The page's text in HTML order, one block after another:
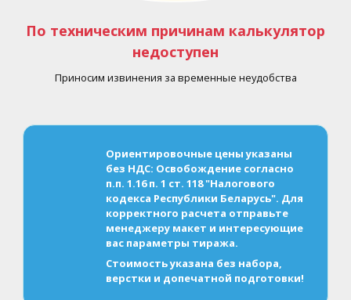
По техническим причинам калькулятор
недоступен
Приносим извинения за временные неудобства
Ориентировочные цены указаны
без НДС: Освобождение согласно
п.п. 1.16 п. 1 ст. 118 "Налогового
кодекса Республики Беларусь". Для
корректного расчета отправьте
менеджеру макет и интересующие
вас параметры тиража.
Стоимость указана без набора,
верстки и допечатной подготовки!